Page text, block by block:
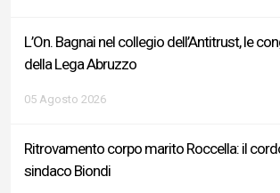
L’On. Bagnai nel collegio dell’Antitrust, le
della Lega Abruzzo
05 Agosto 2026
Ritrovamento corpo marito Roccella: il
sindaco Biondi